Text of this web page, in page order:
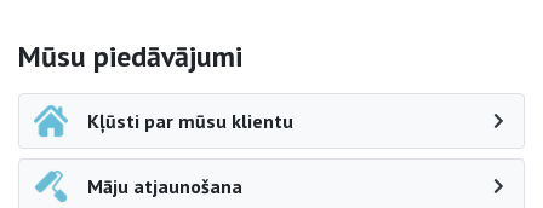
Sāna navigācija
Mūsu piedāvājumi
Kļūsti par mūsu klientu
Māju atjaunošana